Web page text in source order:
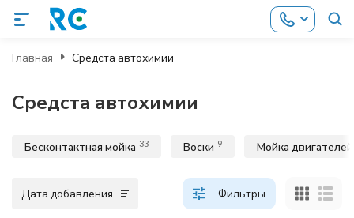
Главная Средста автохимии
Средста автохимии
Бесконтактная мойка 33 Воски 9 Мойка двигателей
Дата добавления Фильтры